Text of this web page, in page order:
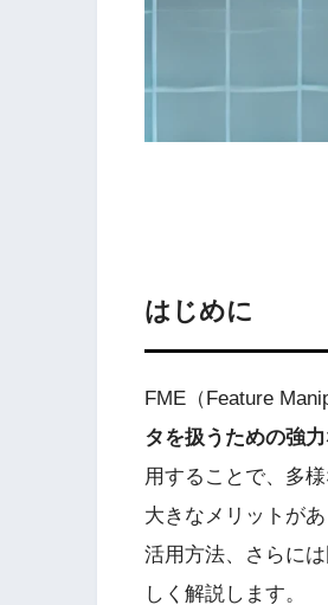
はじめに
FME（Feature
タを扱うための強
用することで、多
大きなメリットが
活用方法、さらに
しく解説します。